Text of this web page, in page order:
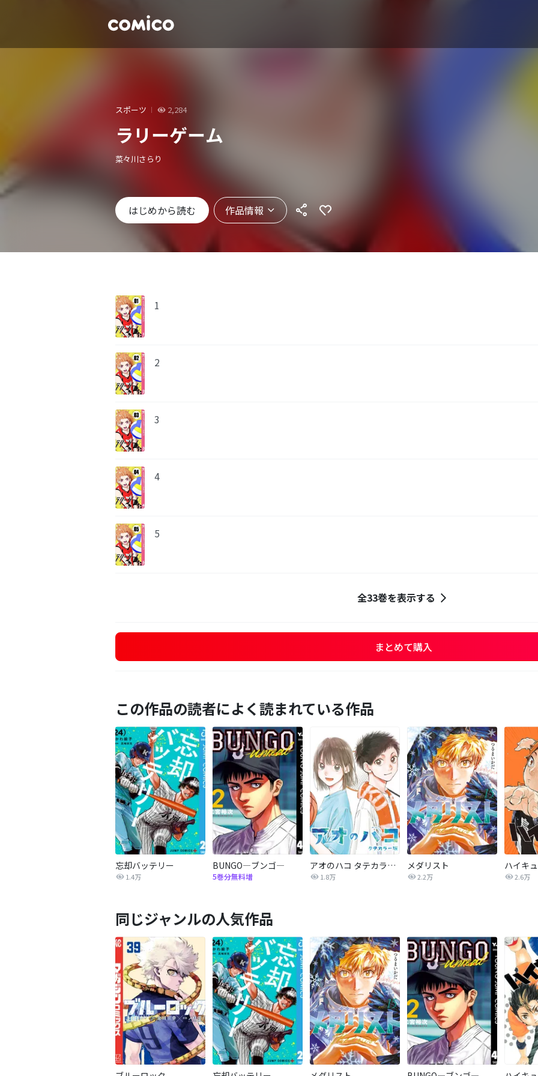
スポーツ 2,284
ラリーゲーム
菜々川さらり
はじめから読む 作品情報
1
2
3
4
5
全33巻を表示する
まとめて購入
この作品の読者によく読まれている作品
忘却バッテリー
1.4万
BUNGO―ブンゴ―
5巻分無料増
アオのハコ タテカラー版【タテヨミ】
1.8万
メダリスト
2.2万 2.6万
同じジャンルの人気作品